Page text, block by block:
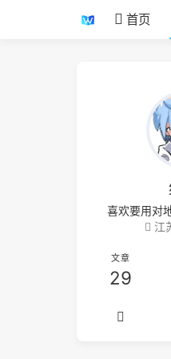
首页
喜欢要用对
江
文章
29